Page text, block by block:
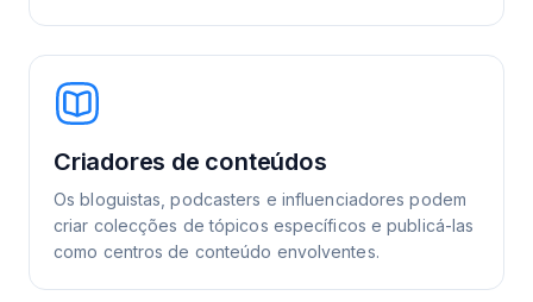
Criadores de conteúdos
Os bloguistas, podcasters e influenciadores podem
criar colecções de tópicos específicos e publicá-las
como centros de conteúdo envolventes.